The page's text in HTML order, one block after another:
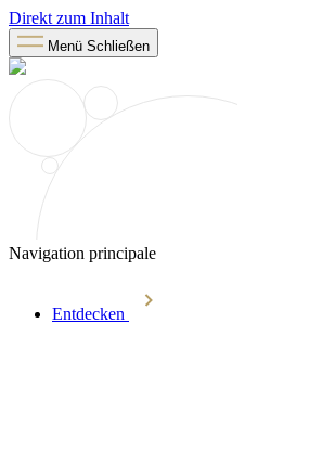
Direkt zum Inhalt
Menü Schließen
Navigation principale
Entdecken